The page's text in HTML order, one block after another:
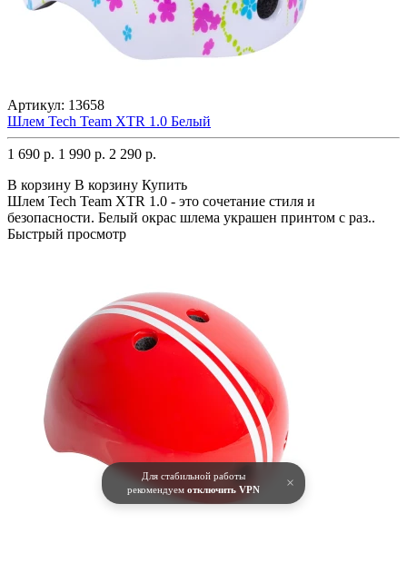
Для стабильной работы
рекомендуем отключить VPN ×
Артикул: 13658
Шлем Tech Team XTR 1.0 Белый
1 690 р. 1 990 р. 2 290 р.
В корзину В корзину Купить
Шлем Tech Team XTR 1.0 - это сочетание стиля и
безопасности. Белый окрас шлема украшен принтом с раз..
Быстрый просмотр